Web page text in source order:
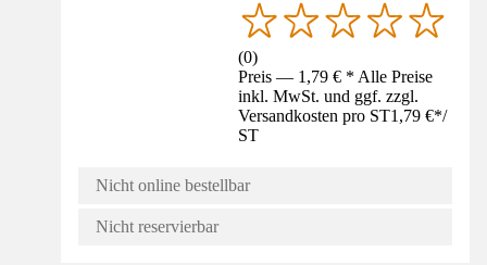
(0)
Preis — 1,79 € * Alle Preise
inkl. MwSt. und ggf. zzgl.
Versandkosten pro ST1,79 €*/
ST
Nicht online bestellbar
Nicht reservierbar